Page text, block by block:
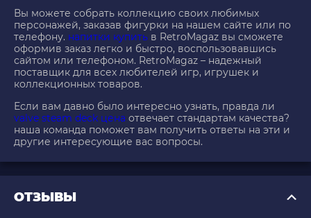
Вы можете собрать коллекцию своих любимых
персонажей, заказав фигурки на нашем сайте или по
телефону. напитки купить в RetroMagaz вы сможете
оформив заказ легко и быстро, воспользовавшись
сайтом или телефоном. RetroMagaz – надежный
поставщик для всех любителей игр, игрушек и
коллекционных товаров.
Если вам давно было интересно узнать, правда ли
valve steam deck цена отвечает стандартам качества?
наша команда поможет вам получить ответы на эти и
другие интересующие вас вопросы.
ОТЗЫВЫ